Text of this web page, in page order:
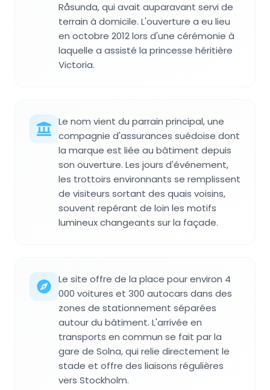
Råsunda, qui avait auparavant servi de
terrain à domicile. L'ouverture a eu lieu
en octobre 2012 lors d'une cérémonie à
laquelle a assisté la princesse héritière
Victoria.
Le nom vient du parrain principal, une
compagnie d'assurances suédoise dont
la marque est liée au bâtiment depuis
son ouverture. Les jours d'événement,
les trottoirs environnants se remplissent
de visiteurs sortant des quais voisins,
souvent repérant de loin les motifs
lumineux changeants sur la façade.
Le site offre de la place pour environ 4
000 voitures et 300 autocars dans des
zones de stationnement séparées
autour du bâtiment. L'arrivée en
transports en commun se fait par la
gare de Solna, qui relie directement le
stade et offre des liaisons régulières
vers Stockholm.